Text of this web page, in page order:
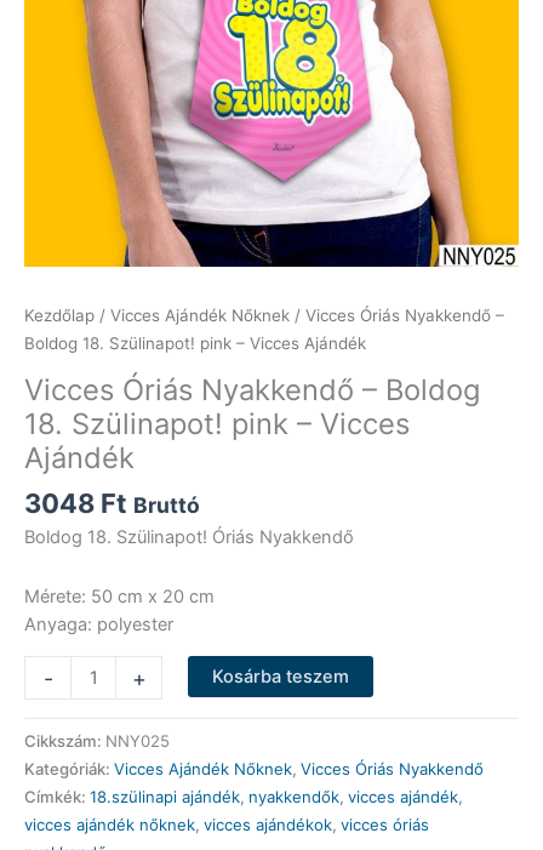
Kezdőlap / Vicces Ajándék Nőknek / Vicces Óriás Nyakkendő –
Boldog 18. Szülinapot! pink – Vicces Ajándék
Vicces Óriás Nyakkendő – Boldog
18. Szülinapot! pink – Vicces
Ajándék
3048 Ft Bruttó
Boldog 18. Szülinapot! Óriás Nyakkendő
Mérete: 50 cm x 20 cm
Anyaga: polyester
-
Óriás
Nyakkendő
-
Boldog
18.
Szülinapot!
+ Kosárba teszem
Cikkszám: NNY025
Kategóriák: Vicces Ajándék Nőknek, Vicces Óriás Nyakkendő
Címkék: 18.szülinapi ajándék, nyakkendők, vicces ajándék,
vicces ajándék nőknek, vicces ajándékok, vicces óriás